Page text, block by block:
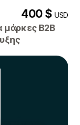
400 $USD
μάρκες B2B